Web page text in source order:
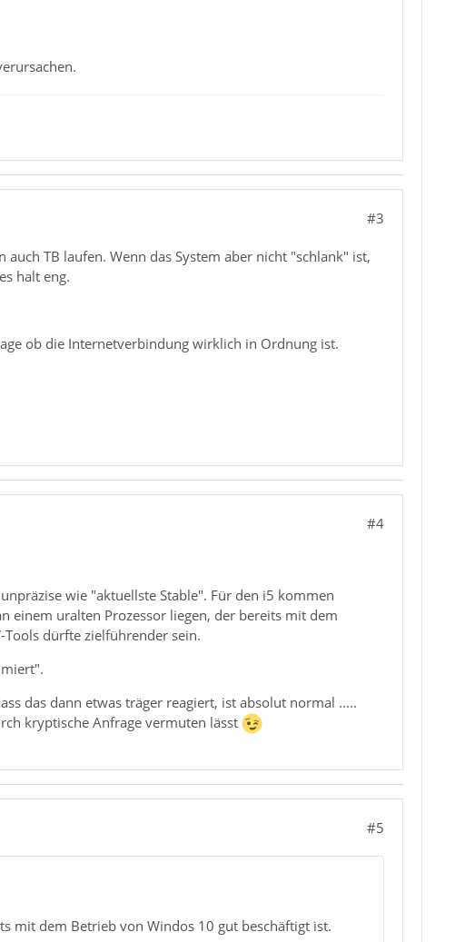
#3
TB laufen. Wenn das System aber nicht "schlank" ist,
halt eng.
ob die Internetverbindung wirklich in Ordnung ist.
#4
wie "aktuellste Stable". Für den i5 kommen
einem uralten Prozessor liegen, der bereits mit dem
dürfte zielführender sein.
das dann etwas träger reagiert, ist absolut normal .....
kryptische Anfrage vermuten lässt
#5
mit dem Betrieb von Windos 10 gut beschäftigt ist.